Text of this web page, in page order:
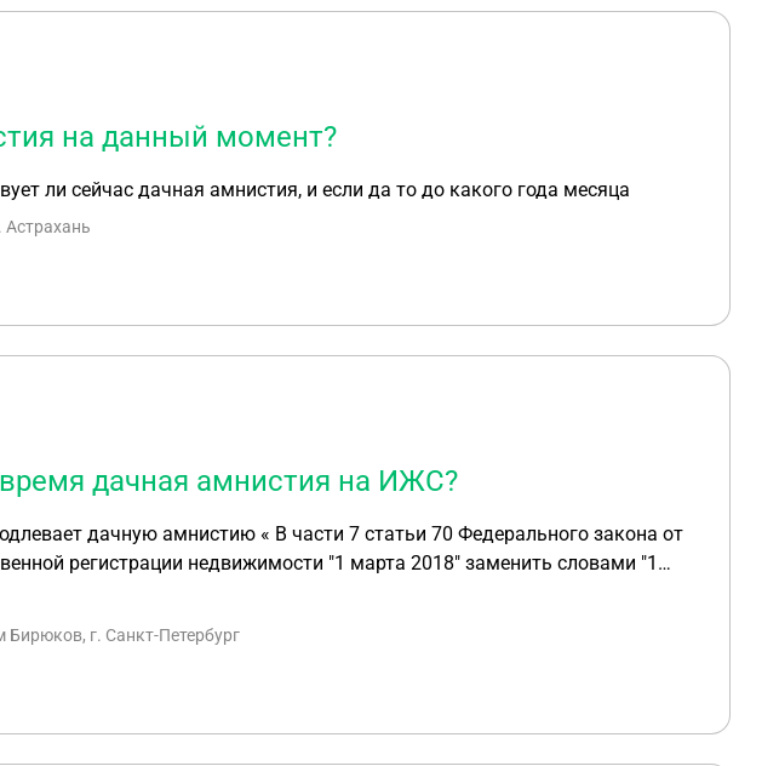
на данный момент?
ли сейчас дачная амнистия, и если да то до какого года месяца
дачная амнистия на ИЖС?
дачную амнистию « В части 7 статьи 70 Федерального закона от
регистрации недвижимости "1 марта 2018" заменить словами "1
отменяет ч.7.ст.70 218-ФЗ? Т.е. госдума в феврале продлила дачную
г. Санкт-Петербург